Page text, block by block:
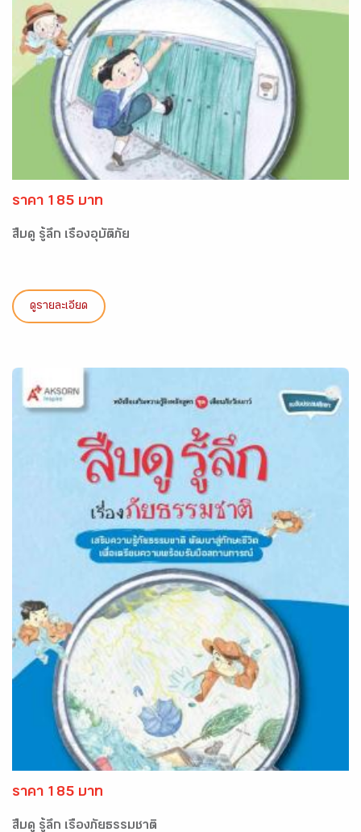
ราคา 185 บาท
สืบดู รู้ลึก เรื่องอุบัติภัย
ดูรายละเอียด
ราคา 185 บาท
สืบดู รู้ลึก เรื่องภัยธรรมชาติ